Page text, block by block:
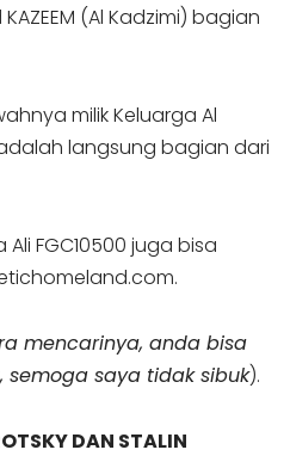
(Al Kadzimi) bagian
milik Keluarga Al
langsung bagian dari
FGC10500 juga bisa
mencarinya, anda bisa
saya tidak sibuk).
DAN STALIN